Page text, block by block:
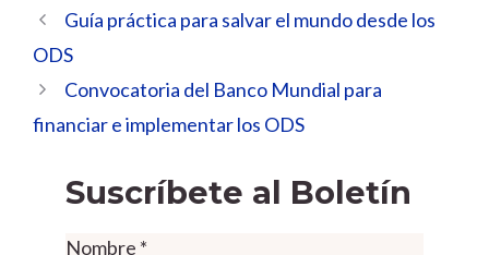
Guía práctica para salvar el mundo desde los
ODS
Convocatoria del Banco Mundial para
financiar e implementar los ODS
Suscríbete al Boletín
Nombre *